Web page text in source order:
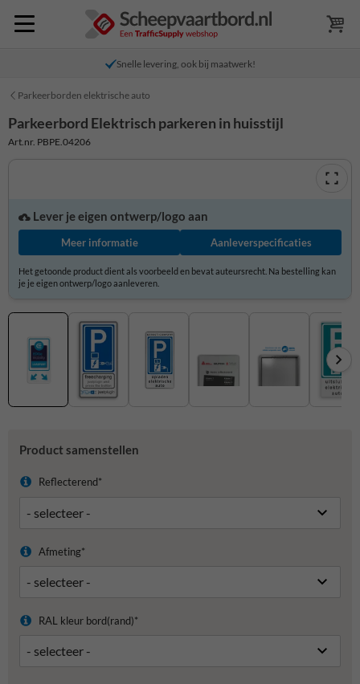
Snelle levering, ook bij maatwerk!
Parkeerborden elektrische auto
Parkeerbord Elektrisch parkeren in huisstijl
Art.nr. PBPE.04206
Lever je eigen ontwerp/logo aan
Meer informatie Aanleverspecificaties
Het getoonde product dient als voorbeeld en bevat auteursrecht. Na bestelling kan
je je eigen ontwerp/logo aanleveren.
Product samenstellen
Reflecterend*
Afmeting*
RAL kleur bord(rand)*